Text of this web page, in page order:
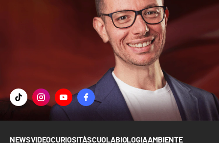
NEWSVIDEOCURIOSITÀSCUOLABIOLOGIAAMBIENTE